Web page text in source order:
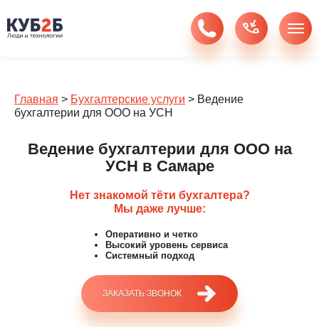
Главная > Бухгалтерские услуги > Ведение
бухгалтерии для ООО на УСН
Ведение бухгалтерии для ООО на
УСН в Самаре
Нет знакомой тёти бухгалтера?
Мы даже лучше:
Оперативно и четко
Высокий уровень сервиса
Системный подход
ЗАКАЗАТЬ ЗВОНОК